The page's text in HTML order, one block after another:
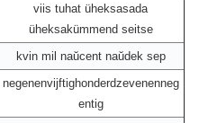
viis tuhat üheksasada
üheksakümmend seitse
kvin mil naŭcent naŭdek sep
negenenvijftighonderdzevenenneg
entig